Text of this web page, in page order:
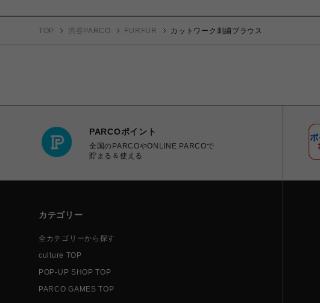
TOP 渋谷PARCO FURFUR カットワーク刺繍ブラウス
PARCOポイント
全国のPARCOやONLINE PARCOで
貯まる＆使える
カテゴリー
全カテゴリーから探す
culture TOP
POP-UP SHOP TOP
PARCO GAMES TOP